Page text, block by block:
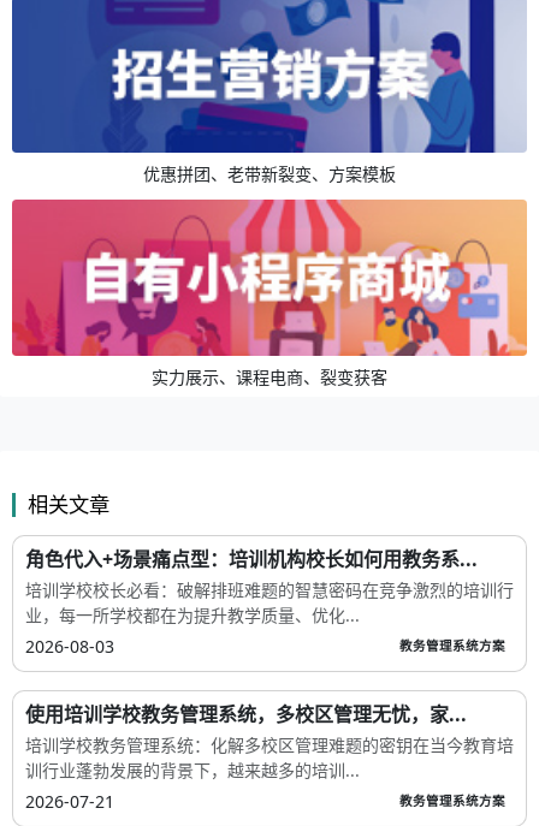
优惠拼团、老带新裂变、方案模板
实力展示、课程电商、裂变获客
相关文章
角色代入+场景痛点型：培训机构校长如何用教务系...
培训学校校长必看：破解排班难题的智慧密码在竞争激烈的培训行
业，每一所学校都在为提升教学质量、优化...
2026-08-03
教务管理系统方案
使用培训学校教务管理系统，多校区管理无忧，家...
培训学校教务管理系统：化解多校区管理难题的密钥在当今教育培
训行业蓬勃发展的背景下，越来越多的培训...
2026-07-21
教务管理系统方案